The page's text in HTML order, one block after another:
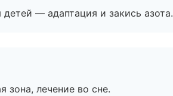
— адаптация и закись азота.
зона, лечение во сне.